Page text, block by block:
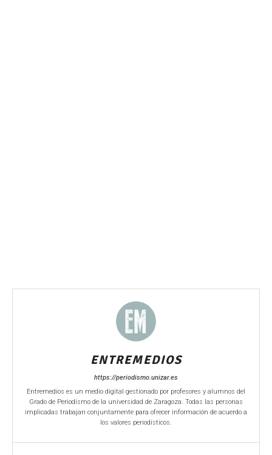
ENTREMEDIOS
https://periodismo.unizar.es
Entremedios es un medio digital gestionado por profesores y alumnos del
Grado de Periodismo de la universidad de Zaragoza. Todas las personas
implicadas trabajan conjuntamente para ofrecer información de acuerdo a
los valores periodísticos.